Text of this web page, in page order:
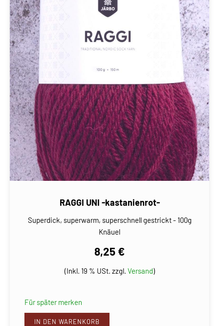
RAGGI UNI -kastanienrot-
Superdick, superwarm, superschnell gestrickt - 100g
Knäuel
8,25 €
(Inkl. 19 % USt. zzgl. Versand)
Für später merken
IN DEN WARENKORB